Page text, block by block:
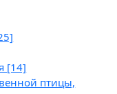
[14]
птицы,